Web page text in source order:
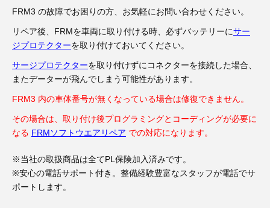
FRM3 の故障でお困りの方、お気軽にお問い合わせください。
リペア後、FRMを車両に取り付ける時、必ずバッテリーにサー
ジプロテクターを取り付けておいてください。
サージプロテクターを取り付けずにコネクターを接続した場合、
またデーターが飛んでしまう可能性があります。
FRM3 内の車体番号が無くなっている場合は修復できません。
その場合は、取り付け後プログラミングとコーディングが必要に
なる FRMソフトウエアリペア での対応になります。
※当社の取扱商品は全てPL保険加入済みです。
※安心の電話サポート付き。整備経験豊富なスタッフが電話でサ
ポートします。